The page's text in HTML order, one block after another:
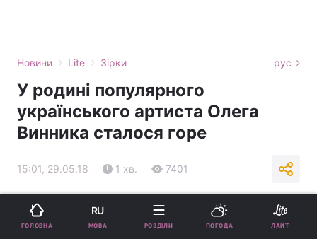
Новини › Lite › Зірки рус
У родині популярного
українського артиста Олега
Винника сталося горе
15:01, 29.05.18 1 хв. 7401
Підпишіться на нас в Google
ГОЛОВНА
RU
МОВА РОЗДІЛИ ПОГОДА ЛАЙТ